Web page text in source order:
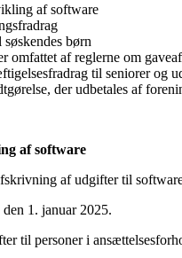
af software
børn
omfattet af reglerne om
til seniorer og
der udbetales af
af software
af udgifter til
1. januar 2025.
til personer i